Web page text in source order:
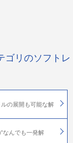
ゴリのソフトレ
の展開も可能な解
なんでも一発解